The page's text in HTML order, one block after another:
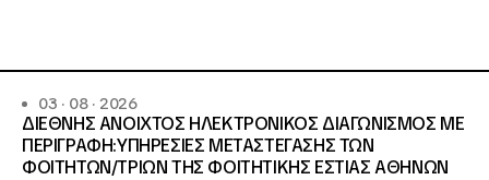
03 · 08 · 2026
ΔΙΕΘΝΗΣ ΑΝΟΙΧΤΟΣ ΗΛΕΚΤΡΟΝΙΚΟΣ ΔΙΑΓΩΝΙΣΜΟΣ ΜΕ
ΠΕΡΙΓΡΑΦΗ:ΥΠΗΡΕΣΙΕΣ METAΣΤΕΓΑΣΗΣ ΤΩΝ
ΦΟΙΤΗΤΩΝ/ΤΡΙΩΝ ΤΗΣ ΦΟΙΤΗΤΙΚΗΣ ΕΣΤΙΑΣ ΑΘΗΝΩΝ